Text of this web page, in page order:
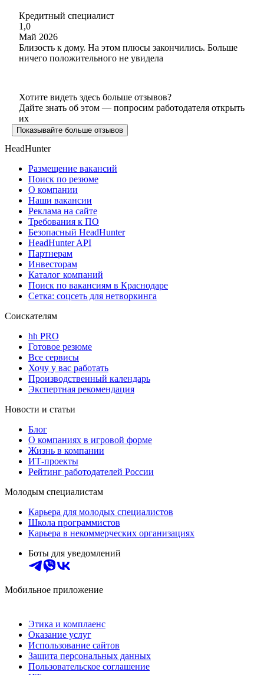
Кредитный специалист
1,0
Май 2026
Близость к дому. На этом плюсы закончились. Больше
ничего положительного не увидела
Хотите видеть здесь больше отзывов?
Дайте знать об этом — попросим работодателя открыть
их
Показывайте больше отзывов
HeadHunter
Размещение вакансий
Поиск по резюме
О компании
Наши вакансии
Реклама на сайте
Требования к ПО
Безопасный HeadHunter
HeadHunter API
Партнерам
Инвесторам
Каталог компаний
Поиск по вакансиям в Краснодаре
Сетка: соцсеть для нетворкинга
Соискателям
hh PRO
Готовое резюме
Все сервисы
Хочу у вас работать
Производственный календарь
Экспертная рекомендация
Новости и статьи
Блог
О компаниях в игровой форме
Жизнь в компании
ИТ-проекты
Рейтинг работодателей России
Молодым специалистам
Карьера для молодых специалистов
Школа программистов
Карьера в некоммерческих организациях
Боты для уведомлений
Мобильное приложение
Этика и комплаенс
Оказание услуг
Использование сайтов
Защита персональных данных
Пользовательское соглашение